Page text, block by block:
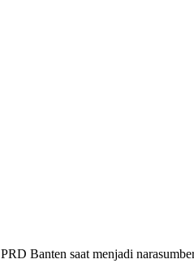
Banten saat menjadi